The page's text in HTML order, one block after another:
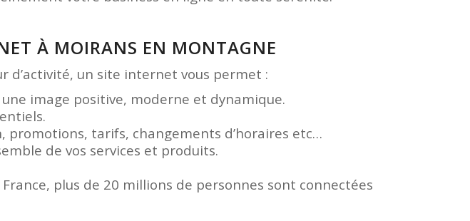
À MOIRANS EN MONTAGNE
d’activité, un site internet vous permet :
image positive, moderne et dynamique.
promotions, tarifs, changements d’horaires etc…
de vos services et produits.
plus de 20 millions de personnes sont connectées